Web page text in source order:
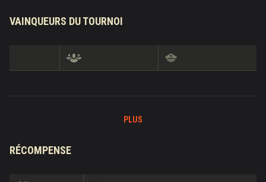
VAINQUEURS DU TOURNOI
PLUS
RÉCOMPENSE